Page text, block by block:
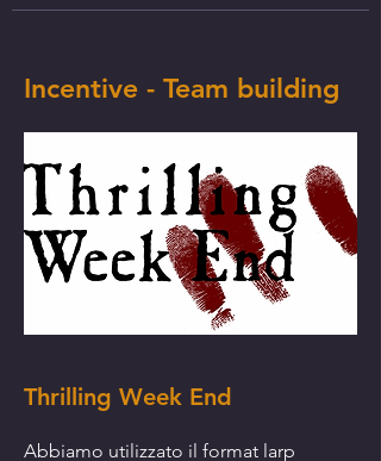
Incentive - Team building
Thrilling Week End
Abbiamo utilizzato il format larp